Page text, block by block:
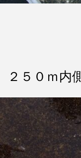
２５０ｍ